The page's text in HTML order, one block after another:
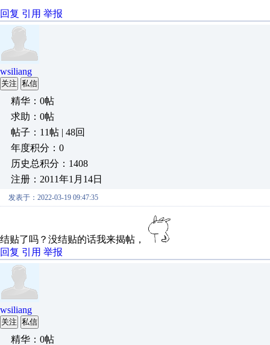
回复 引用 举报
wsiliang
关注 私信
精华：0帖
求助：0帖
帖子：11帖 | 48回
年度积分：0
历史总积分：1408
注册：2011年1月14日
发表于：2022-03-19 09:47:35
结贴了吗？没结贴的话我来揭帖，
回复 引用 举报
wsiliang
关注 私信
精华：0帖